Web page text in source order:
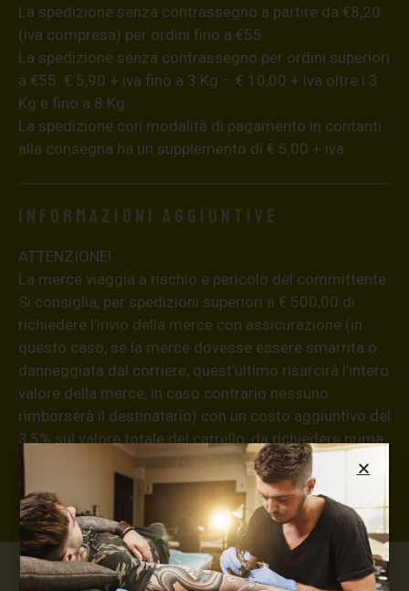
La spedizione senza contrassegno a partire da €8,20
(iva compresa) per ordini fino a €55.
La spedizione senza contrassegno per ordini superiori
a €55: € 5,90 + iva fino a 3 Kg – € 10,00 + iva oltre i 3
Kg e fino a 8 Kg.
La spedizione con modalità di pagamento in contanti
alla consegna ha un supplemento di € 5,00 + iva.
Informazioni aggiuntive
ATTENZIONE!
La merce viaggia a rischio e pericolo del committente.
Si consiglia, per spedizioni superiori a € 500,00 di
richiedere l’invio della merce con assicurazione (in
questo caso, se la merce dovesse essere smarrita o
danneggiata dal corriere, quest’ultimo risarcirà l’intero
valore della merce, in caso contrario nessuno
rimborserà il destinatario) con un costo aggiuntivo del
3,5% sul valore totale del carrello, da richiedere prima
di concludere il pagamento al seguente indirizzo:
shop@maxsignorello.it.